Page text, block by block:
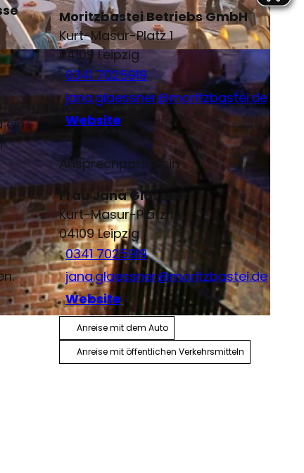
ein
Moritzbastei Betriebs GmbH
Kurt-Masur-Platz 1
04109Leipzig
0341 7025919
jana.glaessner@moritzbastei.de
Website
Ansprechpartner:in
Frau Jana Glässner
Kurt-Masur-Platz 1
04109Leipzig
0341 7025919
jana.glaessner@moritzbastei.de
Website
Anreise mit dem Auto
Anreise mit öffentlichen Verkehrsmitteln